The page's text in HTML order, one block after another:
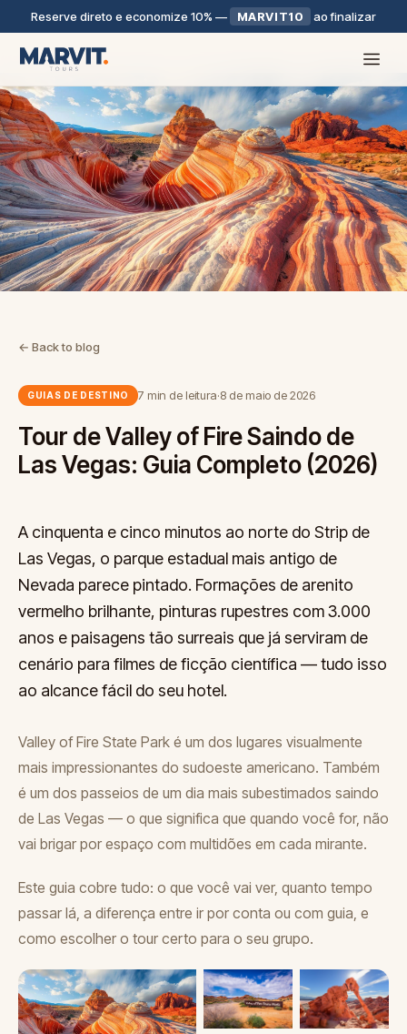
Reserve direto e economize 10% — MARVIT10 ao finalizar
← Back to blog
GUIAS DE DESTINO 7 min de leitura·8 de maio de 2026
Tour de Valley of Fire Saindo de
Las Vegas: Guia Completo (2026)
A cinquenta e cinco minutos ao norte do Strip de
Las Vegas, o parque estadual mais antigo de
Nevada parece pintado. Formações de arenito
vermelho brilhante, pinturas rupestres com 3.000
anos e paisagens tão surreais que já serviram de
cenário para filmes de ficção científica — tudo isso
ao alcance fácil do seu hotel.
Valley of Fire State Park é um dos lugares visualmente
mais impressionantes do sudoeste americano. Também
é um dos passeios de um dia mais subestimados saindo
de Las Vegas — o que significa que quando você for, não
vai brigar por espaço com multidões em cada mirante.
Este guia cobre tudo: o que você vai ver, quanto tempo
passar lá, a diferença entre ir por conta ou com guia, e
como escolher o tour certo para o seu grupo.